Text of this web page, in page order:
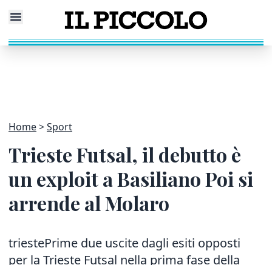
Home Sport
Trieste Futsal, il debutto è
un exploit a Basiliano Poi si
arrende al Molaro
triestePrime due uscite dagli esiti opposti
per la Trieste Futsal nella prima fase della